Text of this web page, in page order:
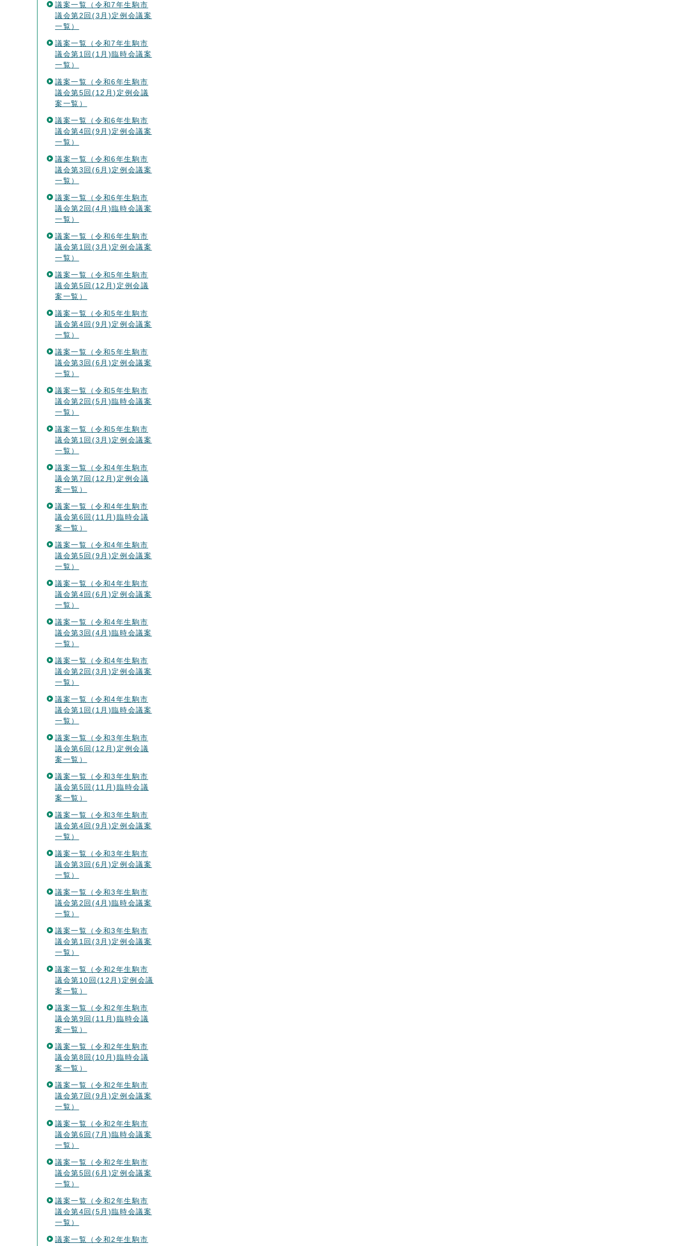
議案一覧（令和7年生駒市
議会第2回(3月)定例会議案
一覧）
議案一覧（令和7年生駒市
議会第1回(1月)臨時会議案
一覧）
議案一覧（令和6年生駒市
議会第5回(12月)定例会議
案一覧）
議案一覧（令和6年生駒市
議会第4回(9月)定例会議案
一覧）
議案一覧（令和6年生駒市
議会第3回(6月)定例会議案
一覧）
議案一覧（令和6年生駒市
議会第2回(4月)臨時会議案
一覧）
議案一覧（令和6年生駒市
議会第1回(3月)定例会議案
一覧）
議案一覧（令和5年生駒市
議会第5回(12月)定例会議
案一覧）
議案一覧（令和5年生駒市
議会第4回(9月)定例会議案
一覧）
議案一覧（令和5年生駒市
議会第3回(6月)定例会議案
一覧）
議案一覧（令和5年生駒市
議会第2回(5月)臨時会議案
一覧）
議案一覧（令和5年生駒市
議会第1回(3月)定例会議案
一覧）
議案一覧（令和4年生駒市
議会第7回(12月)定例会議
案一覧）
議案一覧（令和4年生駒市
議会第6回(11月)臨時会議
案一覧）
議案一覧（令和4年生駒市
議会第5回(9月)定例会議案
一覧）
議案一覧（令和4年生駒市
議会第4回(6月)定例会議案
一覧）
議案一覧（令和4年生駒市
議会第3回(4月)臨時会議案
一覧）
議案一覧（令和4年生駒市
議会第2回(3月)定例会議案
一覧）
議案一覧（令和4年生駒市
議会第1回(1月)臨時会議案
一覧）
議案一覧（令和3年生駒市
議会第6回(12月)定例会議
案一覧）
議案一覧（令和3年生駒市
議会第5回(11月)臨時会議
案一覧）
議案一覧（令和3年生駒市
議会第4回(9月)定例会議案
一覧）
議案一覧（令和3年生駒市
議会第3回(6月)定例会議案
一覧）
議案一覧（令和3年生駒市
議会第2回(4月)臨時会議案
一覧）
議案一覧（令和3年生駒市
議会第1回(3月)定例会議案
一覧）
議案一覧（令和2年生駒市
議会第10回(12月)定例会議
案一覧）
議案一覧（令和2年生駒市
議会第9回(11月)臨時会議
案一覧）
議案一覧（令和2年生駒市
議会第8回(10月)臨時会議
案一覧）
議案一覧（令和2年生駒市
議会第7回(9月)定例会議案
一覧）
議案一覧（令和2年生駒市
議会第6回(7月)臨時会議案
一覧）
議案一覧（令和2年生駒市
議会第5回(6月)定例会議案
一覧）
議案一覧（令和2年生駒市
議会第4回(5月)臨時会議案
一覧）
議案一覧（令和2年生駒市